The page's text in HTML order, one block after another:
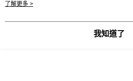
用條款之 Cookie 聲明使用 cookie。
了解更多 >
我知道了